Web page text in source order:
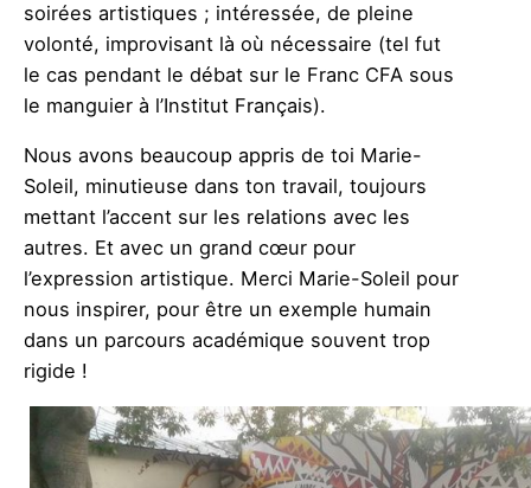
soirées artistiques ; intéressée, de pleine
volonté, improvisant là où nécessaire (tel fut
le cas pendant le débat sur le Franc CFA sous
le manguier à l’Institut Français).
Nous avons beaucoup appris de toi Marie-
Soleil, minutieuse dans ton travail, toujours
mettant l’accent sur les relations avec les
autres. Et avec un grand cœur pour
l’expression artistique. Merci Marie-Soleil pour
nous inspirer, pour être un exemple humain
dans un parcours académique souvent trop
rigide !